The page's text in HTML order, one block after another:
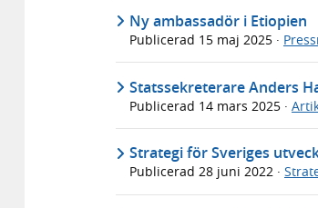
Ny ambassadör i Etiopien
Publicerad 15 maj 2025 ·
Statssekreterare Anders
Publicerad 14 mars 2025 ·
Strategi för Sveriges
Publicerad 28 juni 2022 ·